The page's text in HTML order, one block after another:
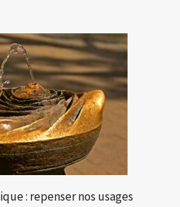
: repenser nos usages